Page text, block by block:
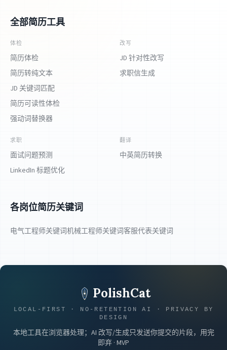
全部简历工具
体检
简历体检
简历转纯文本
JD 关键词匹配
简历可读性体检
强动词替换器
改写
JD 针对性改写
求职信生成
求职
面试问题预测
LinkedIn 标题优化
翻译
中英简历转换
各岗位简历关键词
电气工程师关键词机械工程师关键词客服代表关键词
PolishCat
LOCAL-FIRST · NO-RETENTION AI · PRIVACY BY
DESIGN
本地工具在浏览器处理；AI 改写/生成只发送你提交的片段，用完
即弃 · MVP